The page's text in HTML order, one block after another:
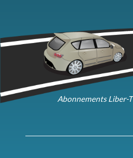
Abonnements Liber-T